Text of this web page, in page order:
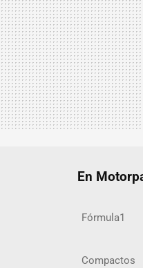
En
Fórmula1
Compactos